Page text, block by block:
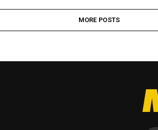
MORE POSTS